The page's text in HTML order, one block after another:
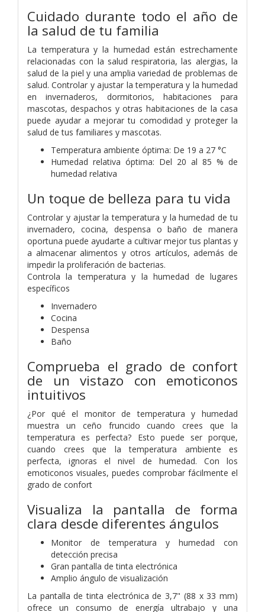
Cuidado durante todo el año de
la salud de tu familia
La temperatura y la humedad están estrechamente
relacionadas con la salud respiratoria, las alergias, la
salud de la piel y una amplia variedad de problemas de
salud. Controlar y ajustar la temperatura y la humedad
en invernaderos, dormitorios, habitaciones para
mascotas, despachos y otras habitaciones de la casa
puede ayudar a mejorar tu comodidad y proteger la
salud de tus familiares y mascotas.
Temperatura ambiente óptima: De 19 a 27 °C
Humedad relativa óptima: Del 20 al 85 % de
humedad relativa
Un toque de belleza para tu vida
Controlar y ajustar la temperatura y la humedad de tu
invernadero, cocina, despensa o baño de manera
oportuna puede ayudarte a cultivar mejor tus plantas y
a almacenar alimentos y otros artículos, además de
impedir la proliferación de bacterias.
Controla la temperatura y la humedad de lugares
específicos
Invernadero
Cocina
Despensa
Baño
Comprueba el grado de confort
de un vistazo con emoticonos
intuitivos
¿Por qué el monitor de temperatura y humedad
muestra un ceño fruncido cuando crees que la
temperatura es perfecta? Esto puede ser porque,
cuando crees que la temperatura ambiente es
perfecta, ignoras el nivel de humedad. Con los
emoticonos visuales, puedes comprobar fácilmente el
grado de confort
Visualiza la pantalla de forma
clara desde diferentes ángulos
Monitor de temperatura y humedad con
detección precisa
Gran pantalla de tinta electrónica
Amplio ángulo de visualización
La pantalla de tinta electrónica de 3,7" (88 x 33 mm)
ofrece un consumo de energía ultrabajo y una